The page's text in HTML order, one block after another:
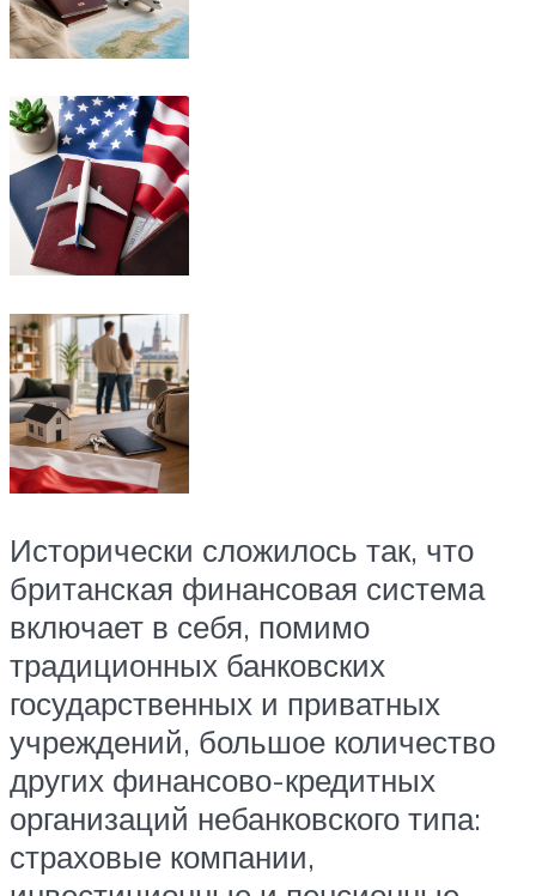
Исторически сложилось так, что
британская финансовая система
включает в себя, помимо
традиционных банковских
государственных и приватных
учреждений, большое количество
других финансово-кредитных
организаций небанковского типа:
страховые компании,